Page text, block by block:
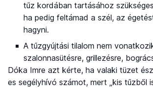
tűz kordában tartásához
ha pedig feltámad a szél, az
hagyni.
A tűzgyújtási tilalom nem
szalonnasütésre, grillezésre,
Dóka Imre azt kérte, ha valaki tüzet
es segélyhívó számot, mert „kis tűzből